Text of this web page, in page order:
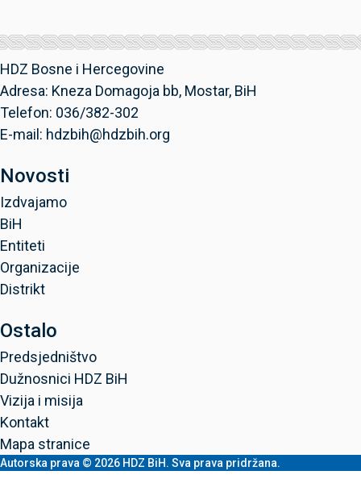
HDZ Bosne i Hercegovine
Adresa: Kneza Domagoja bb, Mostar, BiH
Telefon: 036/382-302
E-mail: hdzbih@hdzbih.org
Novosti
Izdvajamo
BiH
Entiteti
Organizacije
Distrikt
Ostalo
Predsjedništvo
Dužnosnici HDZ BiH
Vizija i misija
Kontakt
Mapa stranice
Autorska prava © 2026 HDZ BiH. Sva prava pridržana.